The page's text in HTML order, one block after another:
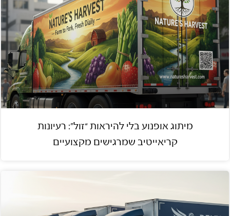
מיתוג אופנוע בלי להיראות “זול”: רעיונות
קריאייטיב שמרגישים מקצועיים